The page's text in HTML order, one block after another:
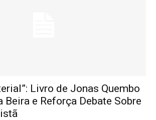
Livro de Jonas Quembo
Beira e Reforça Debate Sobre